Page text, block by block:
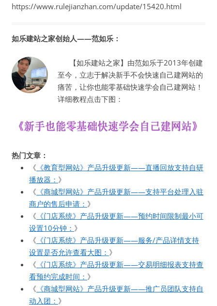
https://www.rulejianzhan.com/update/15420.html
如乐建站之家创始人——范如乐：
【如乐建站之家】由范如乐于2013年创建
至今，立志于解决新手不会快速自己建网站的
痛苦，让你也能零基础快速学会自己建网站！
详细教程点击下图：
热门文章：
《 《教育型网站》产品升级更新——直播回放支持自研
播放器： 》
《 《商城型网站》产品升级更新——支持平台处理入驻
商户的售后申请： 》
《 《门店系统》产品升级更新——预约时间限制最小可
设置10分钟： 》
《 《门店系统》产品升级更新——服务/产品详情支持
设置是否允许查看大图： 》
《 《门店系统》产品升级更新——交易明细报表支持查
看预约完成时间： 》
《 《商城型网站》产品升级更新——推广员团队支持自
动入团： 》